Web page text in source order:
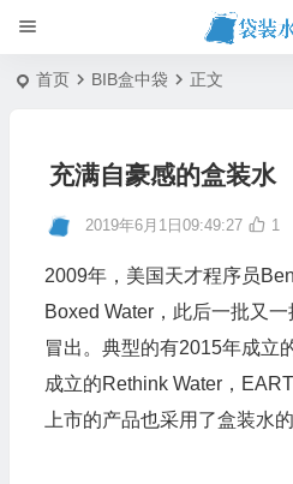
首页 BIB盒中袋 正文
充满自豪感的盒装水
2019年6月1日09:49:27 1
2009年，美国天才程序员
Boxed Water，此后一批又
冒出。典型的有2015年成立
成立的Rethink Water，
上市的产品也采用了盒装水的